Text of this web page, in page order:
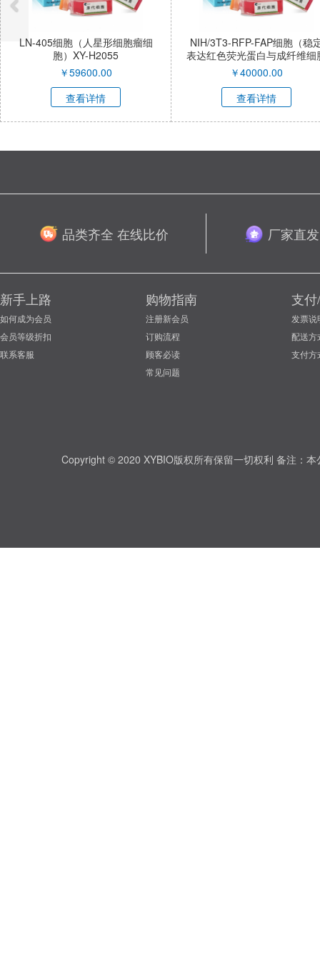
星形细胞瘤细
情
NIH/3T3-RFP-FAP细胞（稳定
表达红色荧光蛋白与成纤维细胞
激活蛋白α小鼠胚胎成纤维细
胞）XY-M053R-SL
40000.00
查看详情
HAP1细
细
品类齐全 在线比价 厂家直
新手上路
如何成为会员
会员等级折扣
联系客服
购物指南
注册新会员
订购流程
顾客必读
常见问题
支
发票说
配送方
支付方
Copyright © 2020 XYBIO版权所有保留一切权利 备注：